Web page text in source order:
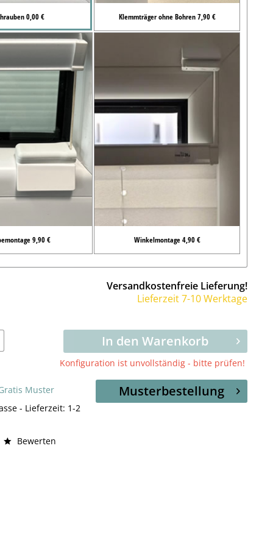
0,00 € Klemmträger ohne Bohren 7,90 €
9,90 € Winkelmontage 4,90 €
Versandkostenfreie Lieferung!
Lieferzeit 7-10 Werktage
In den Warenkorb
Konfiguration ist unvollständig - bitte prüfen!
Musterbestellung
Muster
- Lieferzeit: 1-2
Bewerten